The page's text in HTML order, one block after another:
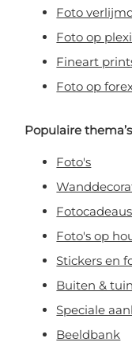
Foto
Foto op
Fineart
Foto op
Populaire thema’s
Foto's
Fotocadeaus
Foto's op
Stickers en
Buiten & tuin
Speciale
Beeldbank